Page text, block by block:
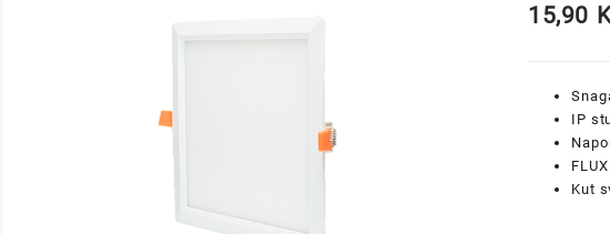
15,90
IP
Kut